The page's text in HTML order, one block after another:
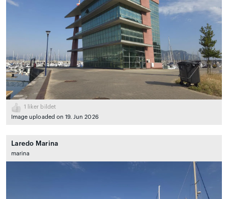
1
liker bildet
Image uploaded on 19. Jun 2026
Laredo Marina
marina